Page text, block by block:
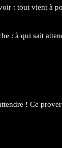
: tout vient à
: à qui sait
! Ce